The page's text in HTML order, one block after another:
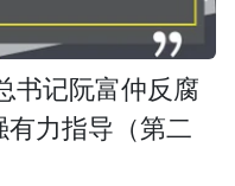
书记阮富仲反腐
力指导（第二